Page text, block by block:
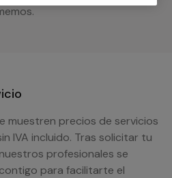
muestren precios de servicios
IVA incluido. Tras solicitar tu
profesionales se
para facilitarte el